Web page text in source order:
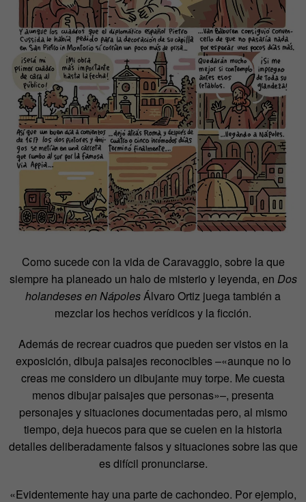
Como sucede con la vida de Caravaggio, sobre la que
siempre ha planeado un halo de misterio y leyenda, en Dos
holandeses en NápolesÁlvaro Ortiz juega también a
mezclar los hechos verídicos y la ficción.
Además de recrear cuadros que pueden ser vistos en la
exposición, dibuja paisajes reconocibles –«aunque no lo
creas me considero un dibujante muy torpe. Me cuesta
menos dibujar paisajes que personas»–, presenta
personajes y situaciones documentadas pero, al mismo
tiempo, deja huecos para que se cuelen en la historia
detalles deliberadamente falsos y situaciones sobre las que
es difícil pronunciarse.
«Evidentemente hay una parte de cachondeo. Por ejemplo,